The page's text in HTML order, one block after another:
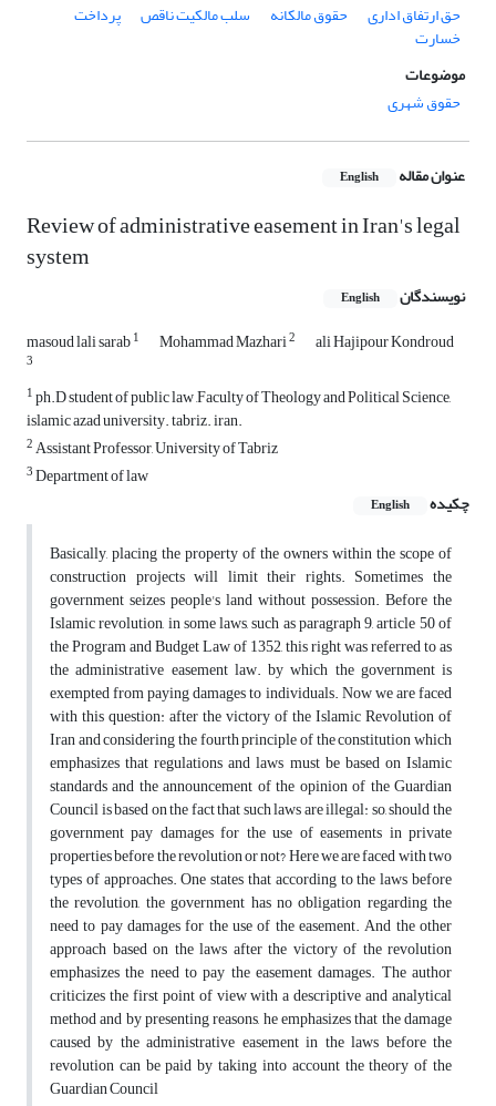
حق ارتفاق اداری
حقوق مالکانه سلب مالکیت ناقص پرداخت
خسارت
موضوعات
حقوق شهری
عنوان مقاله English
Review of administrative easement in Iran's legal
system
نویسندگان English
masoud lali sarab1 Mohammad Mazhari2 ali Hajipour Kondroud
3
1ph.D student of public law ,Faculty of Theology and Political Science,
islamic azad university. tabriz. iran.
2Assistant Professor, University of Tabriz
3Department of law
چکیده
English
Basically, placing the property of the owners within the scope of
construction projects will limit their rights. Sometimes the
government seizes people's land without possession. Before the
Islamic revolution, in some laws, such as paragraph 9, article 50 of
the Program and Budget Law of 1352, this right was referred to as
the administrative easement law. by which the government is
exempted from paying damages to individuals. Now we are faced
with this question: after the victory of the Islamic Revolution of
Iran and considering the fourth principle of the constitution which
emphasizes that regulations and laws must be based on Islamic
standards and the announcement of the opinion of the Guardian
Council is based on the fact that such laws are illegal: so, should the
government pay damages for the use of easements in private
properties before the revolution or not? Here we are faced with two
types of approaches. One states that according to the laws before
the revolution, the government has no obligation regarding the
need to pay damages for the use of the easement. And the other
approach based on the laws after the victory of the revolution
emphasizes the need to pay the easement damages. The author
criticizes the first point of view with a descriptive and analytical
method and by presenting reasons, he emphasizes that the damage
caused by the administrative easement in the laws before the
revolution can be paid by taking into account the theory of the
Guardian Council